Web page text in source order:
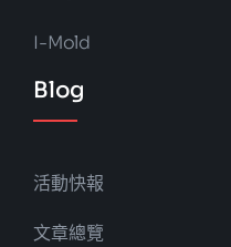
I-Mold
Blog
活動快報
文章總覽